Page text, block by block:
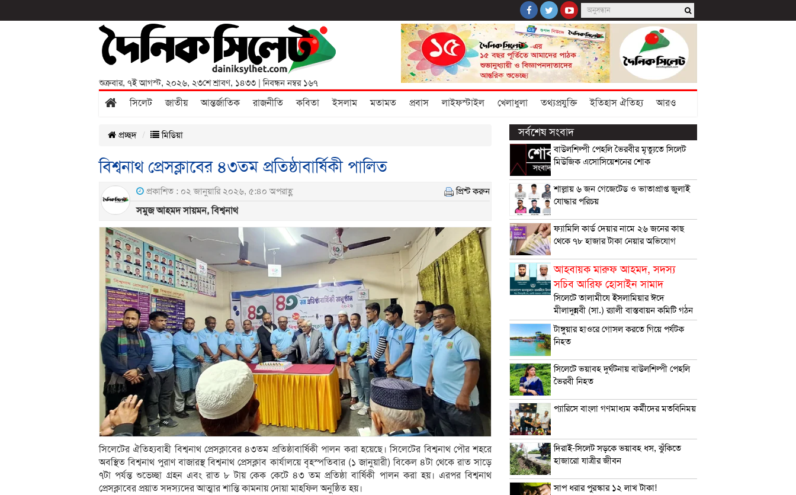
শুক্রবার, ৭ই আগস্ট, ২০২৬, ২৩শে শ্রাবণ, ১৪৩৩ | নিবন্ধন নম্বর ১৬৭
সিলেট জাতীয় আন্তর্জাতিক রাজনীতি কবিতা ইসলাম মতামত প্রবাস লাইফস্টাইল খেলাধুলা তথ্যপ্রযুক্তি ইতিহাস ঐতিহ্য আরও
প্রচ্ছদ মিডিয়া
বিশ্বনাথ প্রেসক্লাবের ৪৩তম প্রতিষ্ঠাবার্ষিকী পালিত
প্রকাশিত : ০২ জানুয়ারি ২০২৬, ৫:৪০ অপরাহ্ণ প্রিন্ট করুন
সমুজ আহমদ সায়মন, বিশ্বনাথ
সিলেটের ঐতিহ্যবাহী বিশ্বনাথ প্রেসক্লাবের ৪৩তম প্রতিষ্ঠাবার্ষিকী পালন করা হয়েছে। সিলেটের বিশ্বনাথ পৌর শহরে
অবস্থিত বিশ্বনাথ পুরাণ বাজারস্থ বিশ্বনাথ প্রেসক্লাব কার্যালয়ে বৃহস্পতিবার (১ জানুয়ারী) বিকেল‌ ৪টা থেকে রাত সাড়ে
৭টা পর্যন্ত শুভেচ্ছা গ্রহন এবং রাত ৮ টায় কেক কেটে ৪৩ তম প্রতিষ্ঠা বার্ষিকী পালন করা হয়। এরপর বিশ্বনাথ
প্রেসক্লাবের প্রয়াত সদস্যদের আত্মার শান্তি কামনায় দোয়া মাহফিল অনুষ্ঠিত হয়।
সর্বশেষ সংবাদ
বাউলশিল্পী পেহলি ভৈরবীর মৃত্যুতে সিলেট
মিউজিক এসোসিয়েশনের শোক
শাল্লায় ৬ জন গেজেটেড ও ভাতাপ্রাপ্ত জুলাই
যোদ্ধার পরিচয়
ফ্যামিলি কার্ড দেয়ার নামে ২৬ জনের কাছ
থেকে ৭৮ হাজার টাকা নেয়ার অভিযোগ
আহবায়ক মারুফ আহমদ, সদস্য
সচিব আরিফ হোসাইন সামাদ
সিলেটে তালামীযে ইসলামিয়ার ঈদে
মীলাদুন্নবী (সা.) র‌্যালী বাস্তবায়ন কমিটি গঠন
টাঙ্গুয়ার হাওরে গোসল করতে গিয়ে পর্যটক
নিহত
সিলেটে ভয়াবহ দুর্ঘটনায় বাউলশিল্পী পেহলি
ভৈরবী নিহত
প্যারিসে বাংলা গণমাধ্যম কর্মীদের মতবিনিময়
দিরাই-সিলেট সড়কে ভয়াবহ ধস, ঝুঁকিতে
হাজারো যাত্রীর জীবন
সাপ ধরার পুরস্কার ১২ লাখ টাকা!